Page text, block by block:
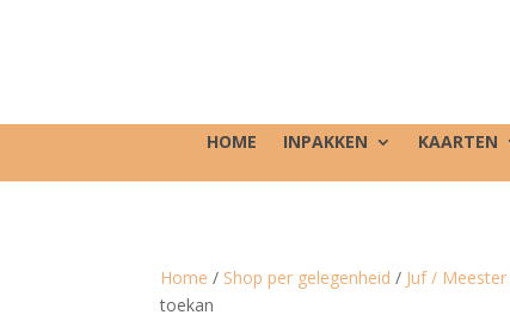
HOME INPAKKEN KAARTEN
Home / Shop per gelegenheid / Juf / Meester
toekan